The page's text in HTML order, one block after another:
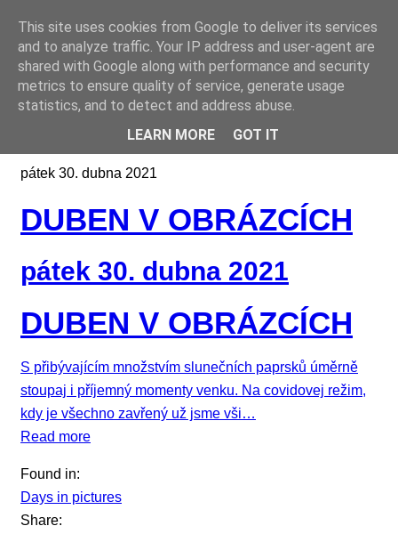
Online casino CZ
pátek 30. dubna 2021
DUBEN V OBRÁZCÍCH
pátek 30. dubna 2021
DUBEN V OBRÁZCÍCH
S přibývajícím množstvím slunečních paprsků úměrně
stoupaj i příjemný momenty venku. Na covidovej režim,
kdy je všechno zavřený už jsme vši…
Read more
Found in:
Days in pictures
Share:
This site uses cookies from Google to deliver its services
and to analyze traffic. Your IP address and user-agent are
shared with Google along with performance and security
metrics to ensure quality of service, generate usage
statistics, and to detect and address abuse.
LEARN MORE
GOT IT